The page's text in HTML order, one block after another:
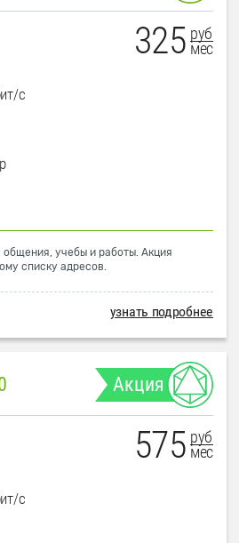
325 руб
мес
с
общения, учебы и работы. Акция
списку адресов.
узнать подробнее
Акция
575 руб
мес
с